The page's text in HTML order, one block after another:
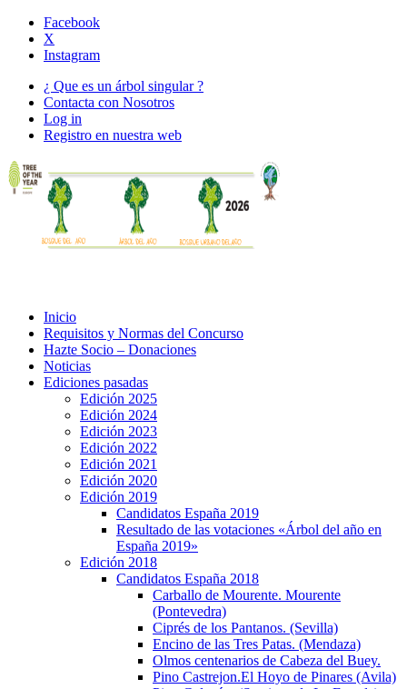
Facebook
X
Instagram
¿ Que es un árbol singular ?
Contacta con Nosotros
Log in
Registro en nuestra web
Inicio
Requisitos y Normas del Concurso
Hazte Socio – Donaciones
Noticias
Ediciones pasadas
Edición 2025
Edición 2024
Edición 2023
Edición 2022
Edición 2021
Edición 2020
Edición 2019
Candidatos España 2019
Resultado de las votaciones «Árbol del año en
España 2019»
Edición 2018
Candidatos España 2018
Carballo de Mourente. Mourente
(Pontevedra)
Ciprés de los Pantanos. (Sevilla)
Encino de las Tres Patas. (Mendaza)
Olmos centenarios de Cabeza del Buey.
Pino Castrejon.El Hoyo de Pinares (Avila)